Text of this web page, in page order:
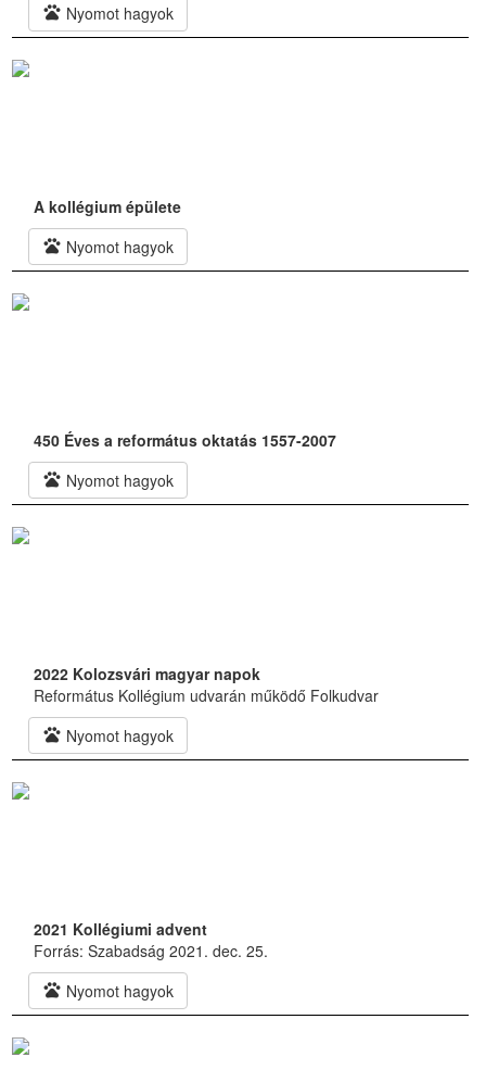
pets Nyomot hagyok
A kollégium épülete
pets Nyomot hagyok
450 Éves a református oktatás 1557-2007
pets Nyomot hagyok
2022 Kolozsvári magyar napok
Református Kollégium udvarán működő Folkudvar
pets Nyomot hagyok
2021 Kollégiumi advent
Forrás: Szabadság 2021. dec. 25.
pets Nyomot hagyok